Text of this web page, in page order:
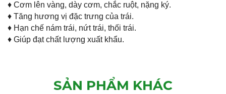
♦ Cơm lên vàng, dày cơm, chắc ruột, nặng ký.
♦ Tăng hương vị đặc trưng của trái.
♦ Hạn chế nám trái, nứt trái, thối trái.
♦ Giúp đạt chất lượng xuất khẩu.
SẢN PHẨM KHÁC